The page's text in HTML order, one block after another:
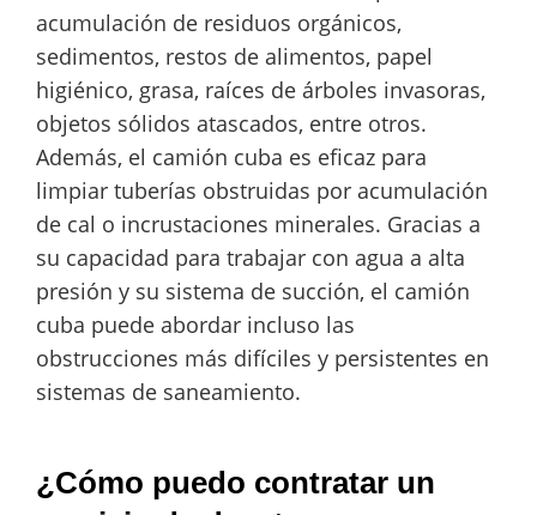
acumulación de residuos orgánicos,
sedimentos, restos de alimentos, papel
higiénico, grasa, raíces de árboles invasoras,
objetos sólidos atascados, entre otros.
Además, el camión cuba es eficaz para
limpiar tuberías obstruidas por acumulación
de cal o incrustaciones minerales. Gracias a
su capacidad para trabajar con agua a alta
presión y su sistema de succión, el camión
cuba puede abordar incluso las
obstrucciones más difíciles y persistentes en
sistemas de saneamiento.
¿Cómo puedo contratar un